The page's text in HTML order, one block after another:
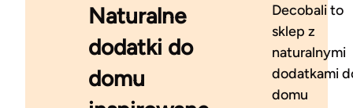
Naturalne
dodatki do
domu
Decobali to
sklep z
naturalnymi
dodatkami
domu